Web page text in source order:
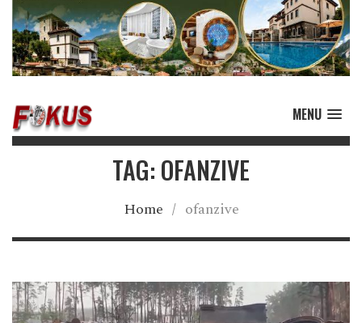
MENU
TAG: OFANZIVE
Home / ofanzive